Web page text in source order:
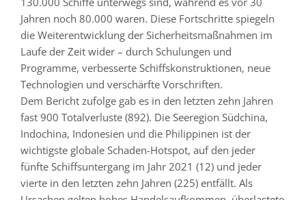
Jahren noch 80.000 waren. Diese Fortschritte spiegeln
die Weiterentwicklung der Sicherheitsmaßnahmen im
Laufe der Zeit wider – durch Schulungen und
Programme, verbesserte Schiffskonstruktionen, neue
Technologien und verschärfte Vorschriften.
Dem Bericht zufolge gab es in den letzten zehn Jahren
fast 900 Totalverluste (892). Die Seeregion Südchina,
Indochina, Indonesien und die Philippinen ist der
wichtigste globale Schaden-Hotspot, auf den jeder
fünfte Schiffsuntergang im Jahr 2021 (12) und jeder
vierte in den letzten zehn Jahren (225) entfällt. Als